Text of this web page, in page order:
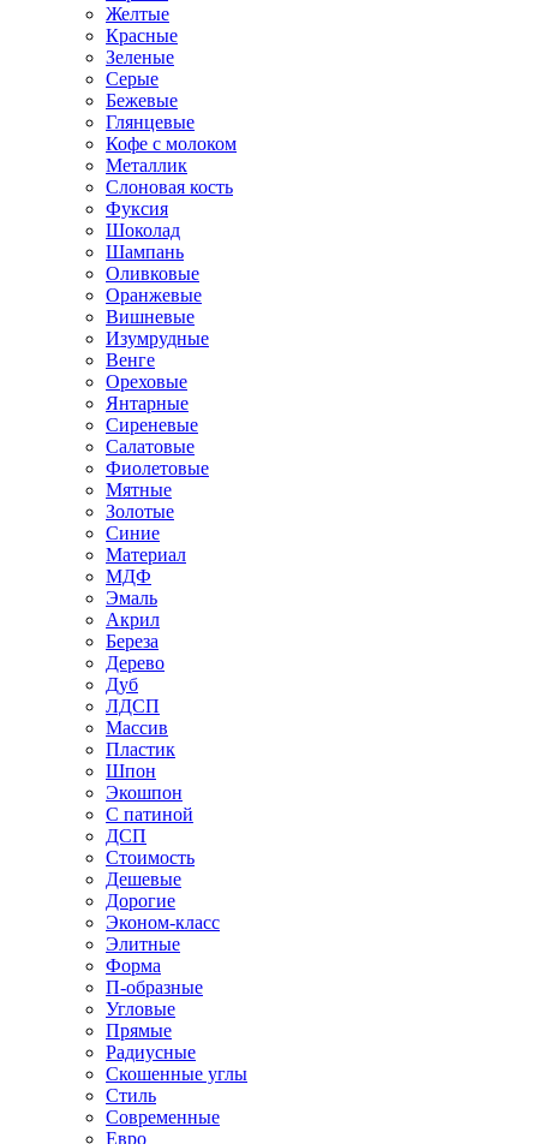
Желтые
Красные
Зеленые
Серые
Бежевые
Глянцевые
Кофе с молоком
Металлик
Слоновая кость
Фуксия
Шоколад
Шампань
Оливковые
Оранжевые
Вишневые
Изумрудные
Венге
Ореховые
Янтарные
Сиреневые
Салатовые
Фиолетовые
Мятные
Золотые
Синие
Материал
МДФ
Эмаль
Акрил
Береза
Дерево
Дуб
ЛДСП
Массив
Пластик
Шпон
Экошпон
С патиной
ДСП
Стоимость
Дешевые
Дорогие
Эконом-класс
Элитные
Форма
П-образные
Угловые
Прямые
Радиусные
Скошенные углы
Стиль
Современные
Евро